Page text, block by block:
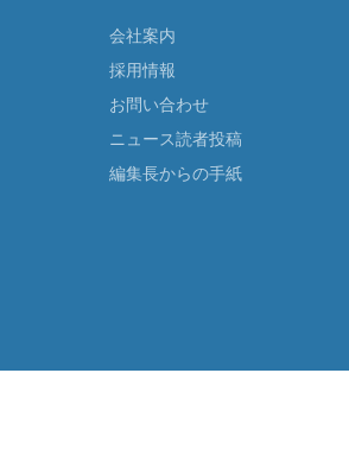
会社案内
採用情報
お問い合わせ
ニュース読者投稿
編集長からの手紙